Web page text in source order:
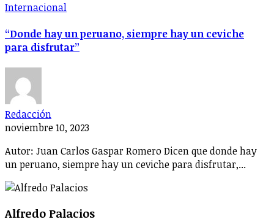
Internacional
“Donde hay un peruano, siempre hay un ceviche
para disfrutar”
Redacción
noviembre 10, 2023
Autor: Juan Carlos Gaspar Romero Dicen que donde hay
un peruano, siempre hay un ceviche para disfrutar,...
Alfredo Palacios